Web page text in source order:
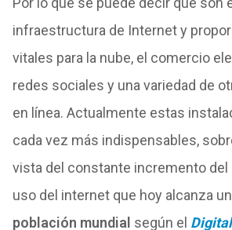
infraestructura de Internety
vitales para la nube, el comercio
redes sociales y una variedad de
en línea. Actualmente estas
cada vez más indispensables,
vista de l constante incremento de
uso de internet que hoy alcanza un
población mundial según el